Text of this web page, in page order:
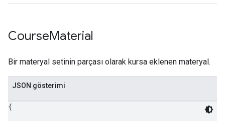
CourseMaterial
Bir materyal setinin parçası olarak kursa eklenen materyal.
JSON gösterimi
{